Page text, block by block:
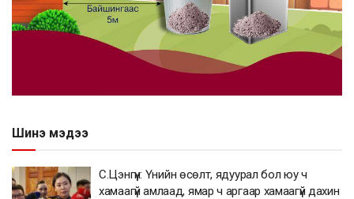
Шинэ мэдээ
С.Цэнгүүн: Үнийн өсөлт, ядуурал бол юу ч
хамаагүй амлаад, ямар ч аргаар хамаагүй дахин